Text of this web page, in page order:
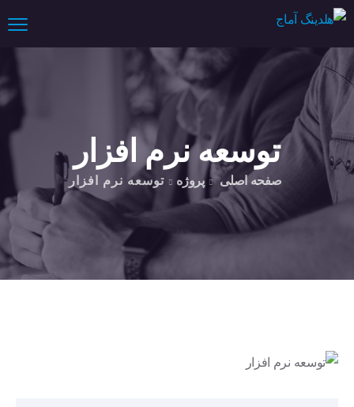
توسعه نرم افزار
صفحه اصلی پروژه توسعه نرم افزار